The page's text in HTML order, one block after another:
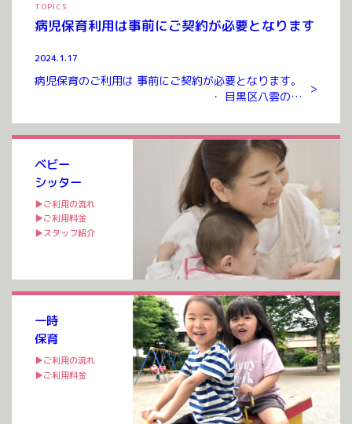
一時
保育
▶ご利用の流れ
▶ご利用料金
ベビー
シッター
▶ご利用の流れ
▶ご利用料金
▶スタッフ紹介
TOPICS
病児保育利用は事前にご契約が必要となります
2024.1.17
病児保育のご利用は 事前にご契約が必要となります。
・ 目黒区八雲のお
いただいたのち ご利用が可能となります。 ご契約には
入会金、年会費 […]
>